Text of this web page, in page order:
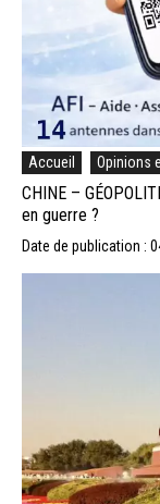
Accueil Opinions
CHINE –
en guerre ?
Date de publication :